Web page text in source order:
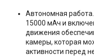
Автономная
15000 мАч и
движения
камеры, которая
активности перед